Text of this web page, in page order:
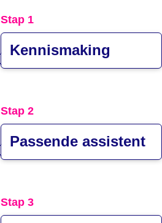
Stap 1
Kennismaking
Stap 2
Passende assistent
Stap 3